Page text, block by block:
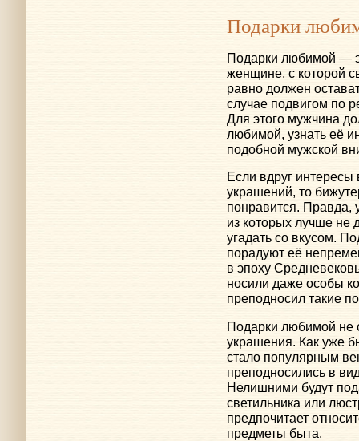
Подарки
Подарки любимой —
женщине, с которой
равно должен
случае подвигом по
Для этого мужчина
любимой, узнать её
подобной мужской
Если вдруг
украшений, то
понравится. Правда,
из которых лучше не
угадать со вкусом.
порадуют её
в эпоху
носили даже особы
преподносил такие
Подарки любимой не
украшения. Как уже
стало популярным
преподносились в
Нелишними будут
светильника или
предпочитает
предметы быта.